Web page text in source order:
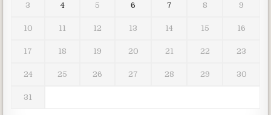
3 4 5 6 7 8 9
10 11 12 13 14 15 16
17 18 19 20 21 22 23
24 25 26 27 28 29 30
31